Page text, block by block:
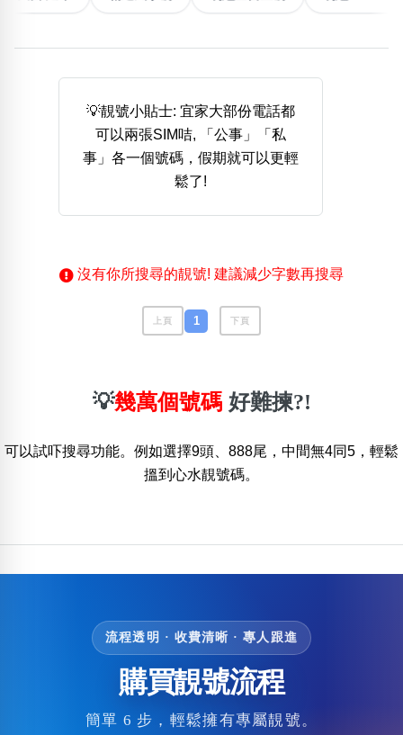
多8字 9888頭 二字號
三字號
全大數字
5萬以上 生天延 全吉星(全號)
清除全部分類
高級分類 i
幸運分類
包含數字
生天延/貴財成
五行
清除全部分類
💡靚號小貼士: 宜家大部份電話都
可以兩張SIM咭, 「公事」「私
事」各一個號碼，假期就可以更輕
鬆了!
沒有你所搜尋的靚號! 建議減少字數再搜尋
上頁 1 下頁
💡幾萬個號碼 好難揀?!
可以試吓搜尋功能。例如選擇9頭、888尾，中間無4同5，輕鬆
搵到心水靚號碼。
流程透明 · 收費清晰 · 專人跟進
購買靚號流程
簡單 6 步，輕鬆擁有專屬靚號。